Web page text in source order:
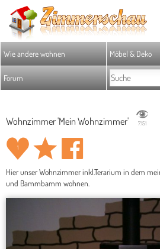
Wie andere wohnen Möbel & Deko
Forum
Wohnzimmer 'Mein Wohnzimmer' 7.151
1
Hier unser Wohnzimmer inkl.Terarium in dem
und Bammbamm wohnen.